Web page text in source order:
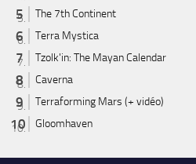
The 7th Continent
Terra Mystica
Tzolk'in: The Mayan Calendar
Caverna
Terraforming Mars (+ vidéo)
Gloomhaven